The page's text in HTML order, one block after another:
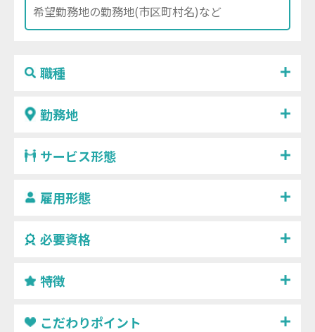
職種
勤務地
サービス形態
雇用形態
必要資格
特徴
こだわりポイント